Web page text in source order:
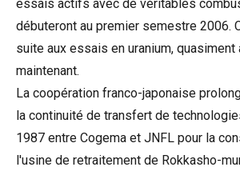
essais actifs avec de véritables
débuteront au premier semestre 2006.
suite aux essais en uranium, quasiment
maintenant.
La coopération franco-japonaise
la continuité de transfert de
1987 entre Cogema et JNFL pour la
l'usine de retraitement de Rokkasho-